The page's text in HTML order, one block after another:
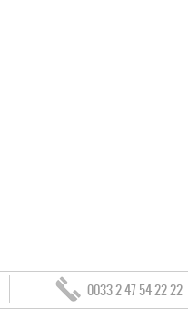
0033 2 47 54 22 22